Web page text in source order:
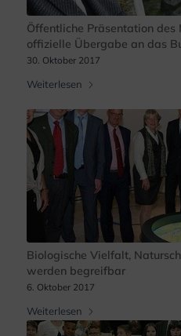
Öffentliche Präsentation
offizielle Übergabe an das
30. Oktober 2017
Weiterlesen
Biologische Vielfalt,
werden begreifbar
6. Oktober 2017
Weiterlesen